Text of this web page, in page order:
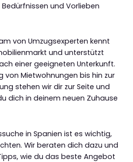
und Vorlieben
von Umzugsexperten kennt
und unterstützt
einer geeigneten Unterkunft.
von Mietwohnungen bis hin zur
stehen wir dir zur Seite und
dich in deinem neuen Zuhause
in Spanien ist es wichtig,
Wir beraten dich dazu und
wie du das beste Angebot